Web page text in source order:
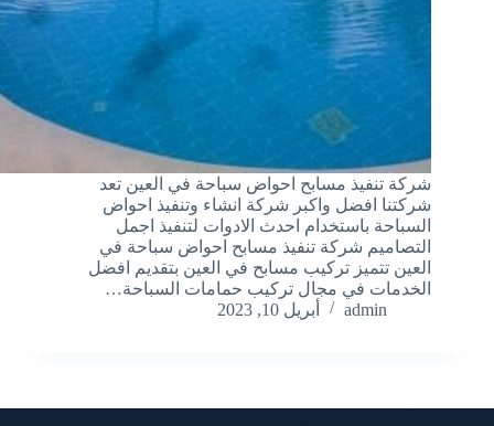
شركة تنفيذ مسابح احواض سباحة في العين تعد
شركتنا افضل واكبر شركة انشاء وتنفيذ احواض
السباحة باستخدام احدث الادوات لتنفيذ اجمل
التصاميم شركة تنفيذ مسابح احواض سباحة في
العين تتميز تركيب مسابح في العين بتقديم افضل
الخدمات في مجال تركيب حمامات السباحة…
admin
أبريل 10, 2023